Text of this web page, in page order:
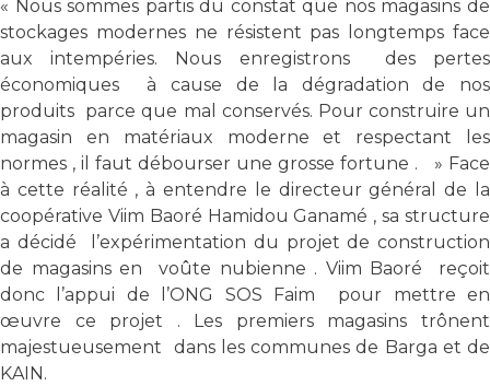
« Nous sommes partis du constat que nos magasins de
stockages modernes ne résistent pas longtemps face
aux intempéries. Nous enregistrons des pertes
économiques à cause de la dégradation de nos
produits parce que mal conservés. Pour construire un
magasin en matériaux moderne et respectant les
normes , il faut débourser une grosse fortune . » Face
à cette réalité , à entendre le directeur général de la
coopérative Viim Baoré Hamidou Ganamé , sa structure
a décidé l’expérimentation du projet de construction
de magasins en voûte nubienne . Viim Baoré reçoit
donc l’appui de l’ONG SOS Faim pour mettre en
œuvre ce projet . Les premiers magasins trônent
majestueusement dans les communes de Barga et de
KAIN.